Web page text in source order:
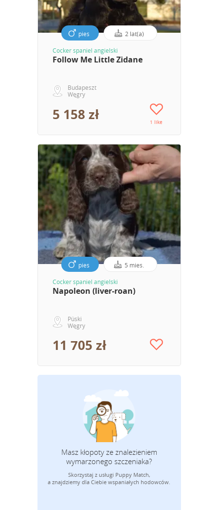
pies 2 lat(a)
Cocker spaniel angielski
Follow Me Little Zidane
Budapeszt
Węgry
5 158 zł 1 like
pies 5 mies.
Cocker spaniel angielski
Napoleon (liver-roan)
Püski
Węgry
11 705 zł
Masz kłopoty ze znalezieniem
wymarzonego szczeniaka?
Skorzystaj z usługi Puppy Match,
a znajdziemy dla Ciebie wspaniałych hodowców.